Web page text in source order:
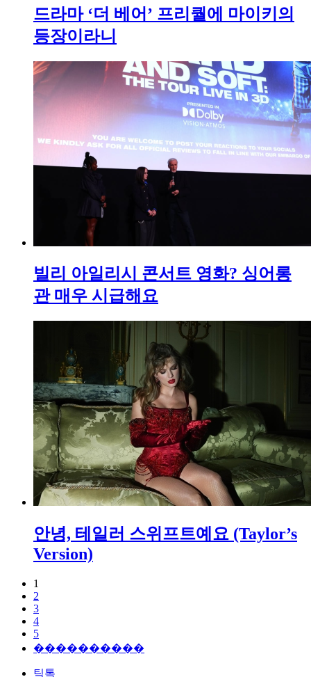
드라마 ‘더 베어’ 프리퀄에 마이키의
등장이라니
빌리 아일리시 콘서트 영화? 싱어롱
관 매우 시급해요
안녕, 테일러 스위프트예요 (Taylor’s
Version)
1
2
3
4
5
����������
틱톡